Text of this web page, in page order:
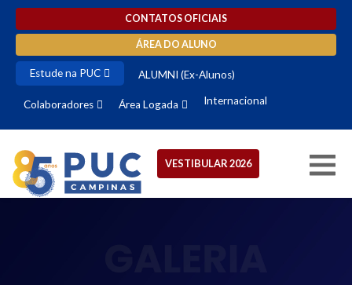
CONTATOS OFICIAIS
ÁREA DO ALUNO
Estude na PUC ALUMNI (Ex-Alunos)
Colaboradores Área Logada Internacional
VESTIBULAR 2026